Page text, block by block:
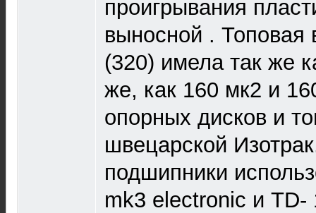
проигрывания
выносной . Топовая
(320) имела так же
же, как 160 мк2 и
опорных дисков и
швецарской
подшипники
mk3 electronic и TD-